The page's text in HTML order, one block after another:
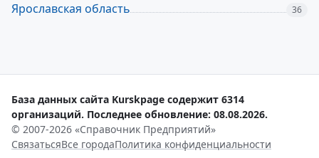
Ярославская область 36
База данных сайта Kurskpage содержит 6314
организаций. Последнее обновление: 08.08.2026.
© 2007-2026 «Справочник Предприятий»
СвязатьсяВсе городаПолитика конфиденциальности